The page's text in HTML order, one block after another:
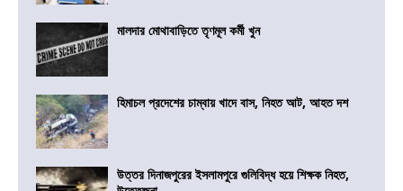
মালদার মোথাবাড়িতে তৃণমূল কর্মী খুন
হিমাচল প্রদেশের চাম্বায় খাদে বাস, নিহত আট, আহত দশ
উত্তর দিনাজপুরের ইসলামপুরে গুলিবিদ্ধ হয়ে শিক্ষক নিহত,